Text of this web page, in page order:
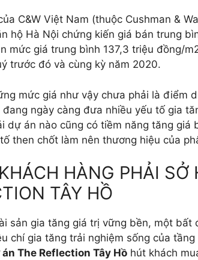
C&W Việt Nam (thuộc Cushman &
hộ Hà Nội chứng kiến giá bán trung
mức giá trung bình 137,3 triệu đồng/
trước đó và cùng kỳ năm 2020.
mức giá như vậy chưa phải là điểm
ngày càng đưa nhiều yếu tố gia
dự án nào cũng có tiềm năng tăng giá
then chốt làm nên thương hiệu của
HÀNG PHẢI
TÂY HỒ
sản gia tăng giá trị vững bền, một bất
chí gia tăng trải nghiệm sống của
The Reflection Tây Hồ hút khách